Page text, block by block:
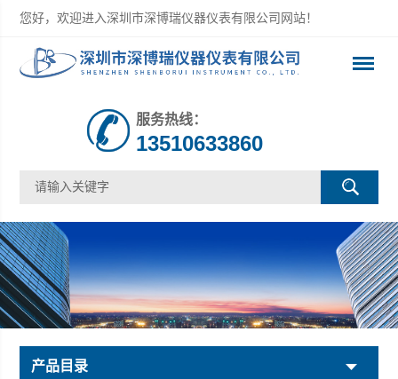
您好，欢迎进入深圳市深博瑞仪器仪表有限公司网站！
服务热线：
13510633860
产品目录